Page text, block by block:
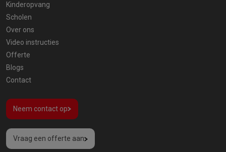
Kinderopvang
Scholen
Over ons
Video instructies
Offerte
Blogs
Contact
Neem contact op
Vraag een offerte aan